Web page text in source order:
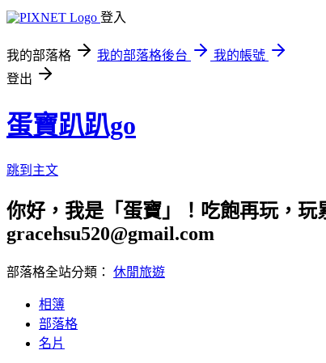
登入
我的部落格 我的部落格後台
我的帳號
登出
蛋寶趴趴go
跳到主文
你好，我是「蛋寶」！吃飽再玩，
gracehsu520@gmail.com
部落格全站分類： 休閒旅遊
相簿
部落格
名片